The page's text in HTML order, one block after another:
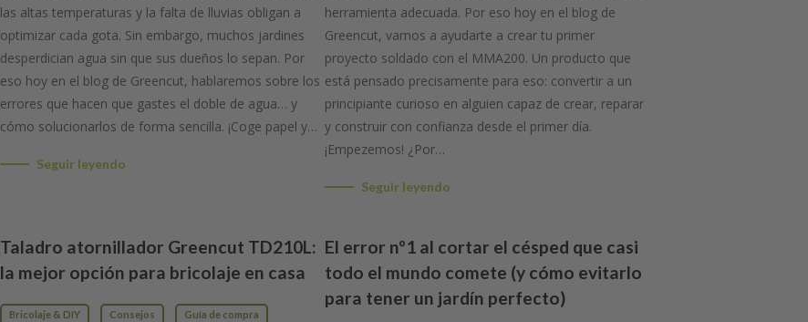
las altas temperaturas y la falta de lluvias obligan a
optimizar cada gota. Sin embargo, muchos jardines
desperdician agua sin que sus dueños lo sepan. Por
eso hoy en el blog de Greencut, hablaremos sobre los
errores que hacen que gastes el doble de agua… y
cómo solucionarlos de forma sencilla. ¡Coge papel y…
Seguir leyendo
herramienta adecuada. Por eso hoy en el blog de
Greencut, vamos a ayudarte a crear tu primer
proyecto soldado con el MMA200. Un producto que
está pensado precisamente para eso: convertir a un
principiante curioso en alguien capaz de crear, reparar
y construir con confianza desde el primer día.
¡Empezemos! ¿Por…
Seguir leyendo
Taladro atornillador Greencut TD210L:
la mejor opción para bricolaje en casa
Bricolaje & DIY Consejos Guía de compra
El error nº1 al cortar el césped que casi
todo el mundo comete (y cómo evitarlo
para tener un jardín perfecto)